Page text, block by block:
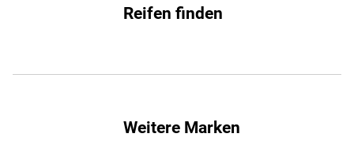
Reifen finden
Weitere Marken